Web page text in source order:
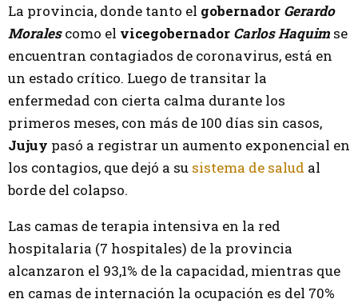
La provincia, donde tanto el gobernador Gerardo
Moralescomo el vicegobernador Carlos Haquim se
encuentran contagiados de coronavirus, está en
un estado crítico. Luego de transitar la
enfermedad con cierta calma durante los
primeros meses, con más de 100 días sin casos,
Jujuy pasó a registrar un aumento exponencial en
los contagios, que dejó a su sistema de salud al
borde del colapso.
Las camas de terapia intensiva en la red
hospitalaria (7 hospitales) de la provincia
alcanzaron el 93,1% de la capacidad, mientras que
en camas de internación la ocupación es del 70%